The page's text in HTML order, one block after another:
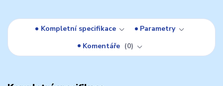
Kompletní specifikace
Parametry
Komentáře
0